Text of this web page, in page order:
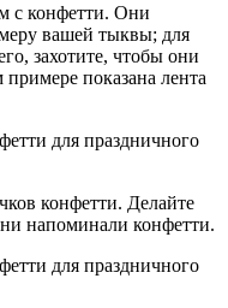
с конфетти. Они
вашей тыквы; для
захотите, чтобы они
показана лента
конфетти. Делайте
напоминали конфетти.